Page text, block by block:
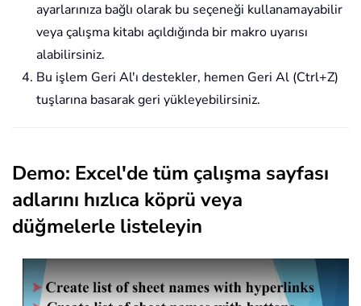
ayarlarınıza bağlı olarak bu seçeneği kullanamayabilir
veya çalışma kitabı açıldığında bir makro uyarısı
alabilirsiniz.
Bu işlem Geri Al'ı destekler, hemen Geri Al (Ctrl+Z)
tuşlarına basarak geri yükleyebilirsiniz.
Demo: Excel'de tüm çalışma sayfası
adlarını hızlıca köprü veya
düğmelerle listeleyin